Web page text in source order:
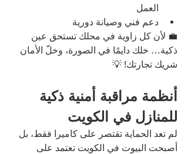
العمل
دعم فني وصيانة دورية
💼 لأن كل زاوية في محلك تستحق عين
ذكية… خلك دايمًا في الصورة، وخلّ الأمان
شريك تجارتك! 💡
أنظمة مراقبة أمنية ذكية
للمنازل في الكويت
لم تعد الحماية تقتصر على كاميرا فقط، بل
أصبحت البيوت في الكويت تعتمد على